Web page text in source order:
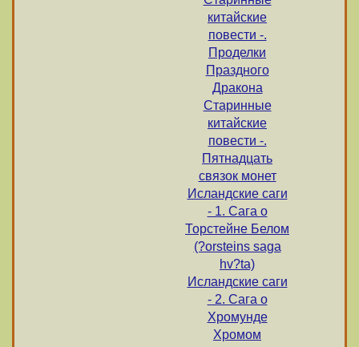
китайские
повести -.
Проделки
Праздного
Дракона
Старинные
китайские
повести -.
Пятнадцать
связок монет
Исландские саги
- 1. Сага о
Торстейне Белом
(?orsteins saga
hv?ta)
Исландские саги
- 2. Сага о
Хромунде
Хромом